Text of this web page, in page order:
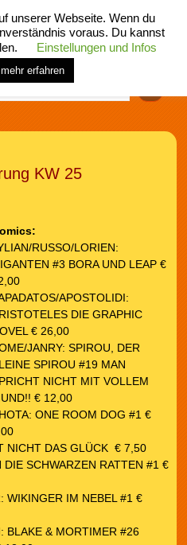
menü
fotos shop
KW 25
RUSSO/LORIEN:
#3 BORA UND LEAP €
APOSTOLIDI:
DIE GRAPHIC
€ 26,00
JANRY: SPIROU, DER
SPIROU #19 MAN
NICHT MIT VOLLEM
€ 12,00
ONE ROOM DOG #1 €
NICHT DAS GLÜCK € 7,50
DIE SCHWARZEN RATTEN #1 €
WIKINGER IM NEBEL #1 €
BLAKE & MORTIMER #26
unserer Webseite. Wenn du
voraus. Du kannst
Einstellungen und Infos
mehr erfahren